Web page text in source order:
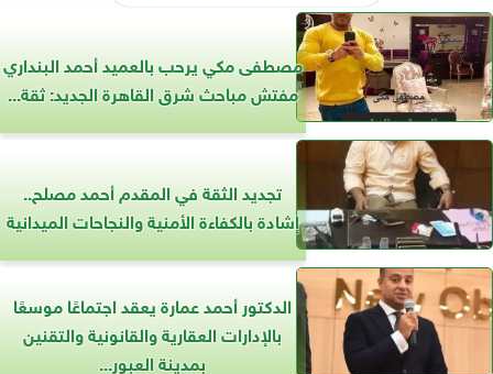
مصطفى مكي يرحب بالعميد أحمد البنداري
مفتش مباحث شرق القاهرة الجديد: ثقة...
تجديد الثقة في المقدم أحمد مصلح..
إشادة بالكفاءة الأمنية والنجاحات الميدانية
الدكتور أحمد عمارة يعقد اجتماعًا موسعًا
بالإدارات العقارية والقانونية والتقنين
بمدينة العبور...